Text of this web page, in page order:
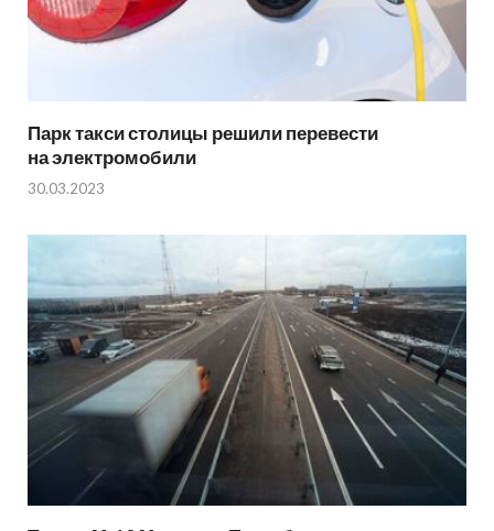
Парк такси столицы решили перевести
на электромобили
30.03.2023